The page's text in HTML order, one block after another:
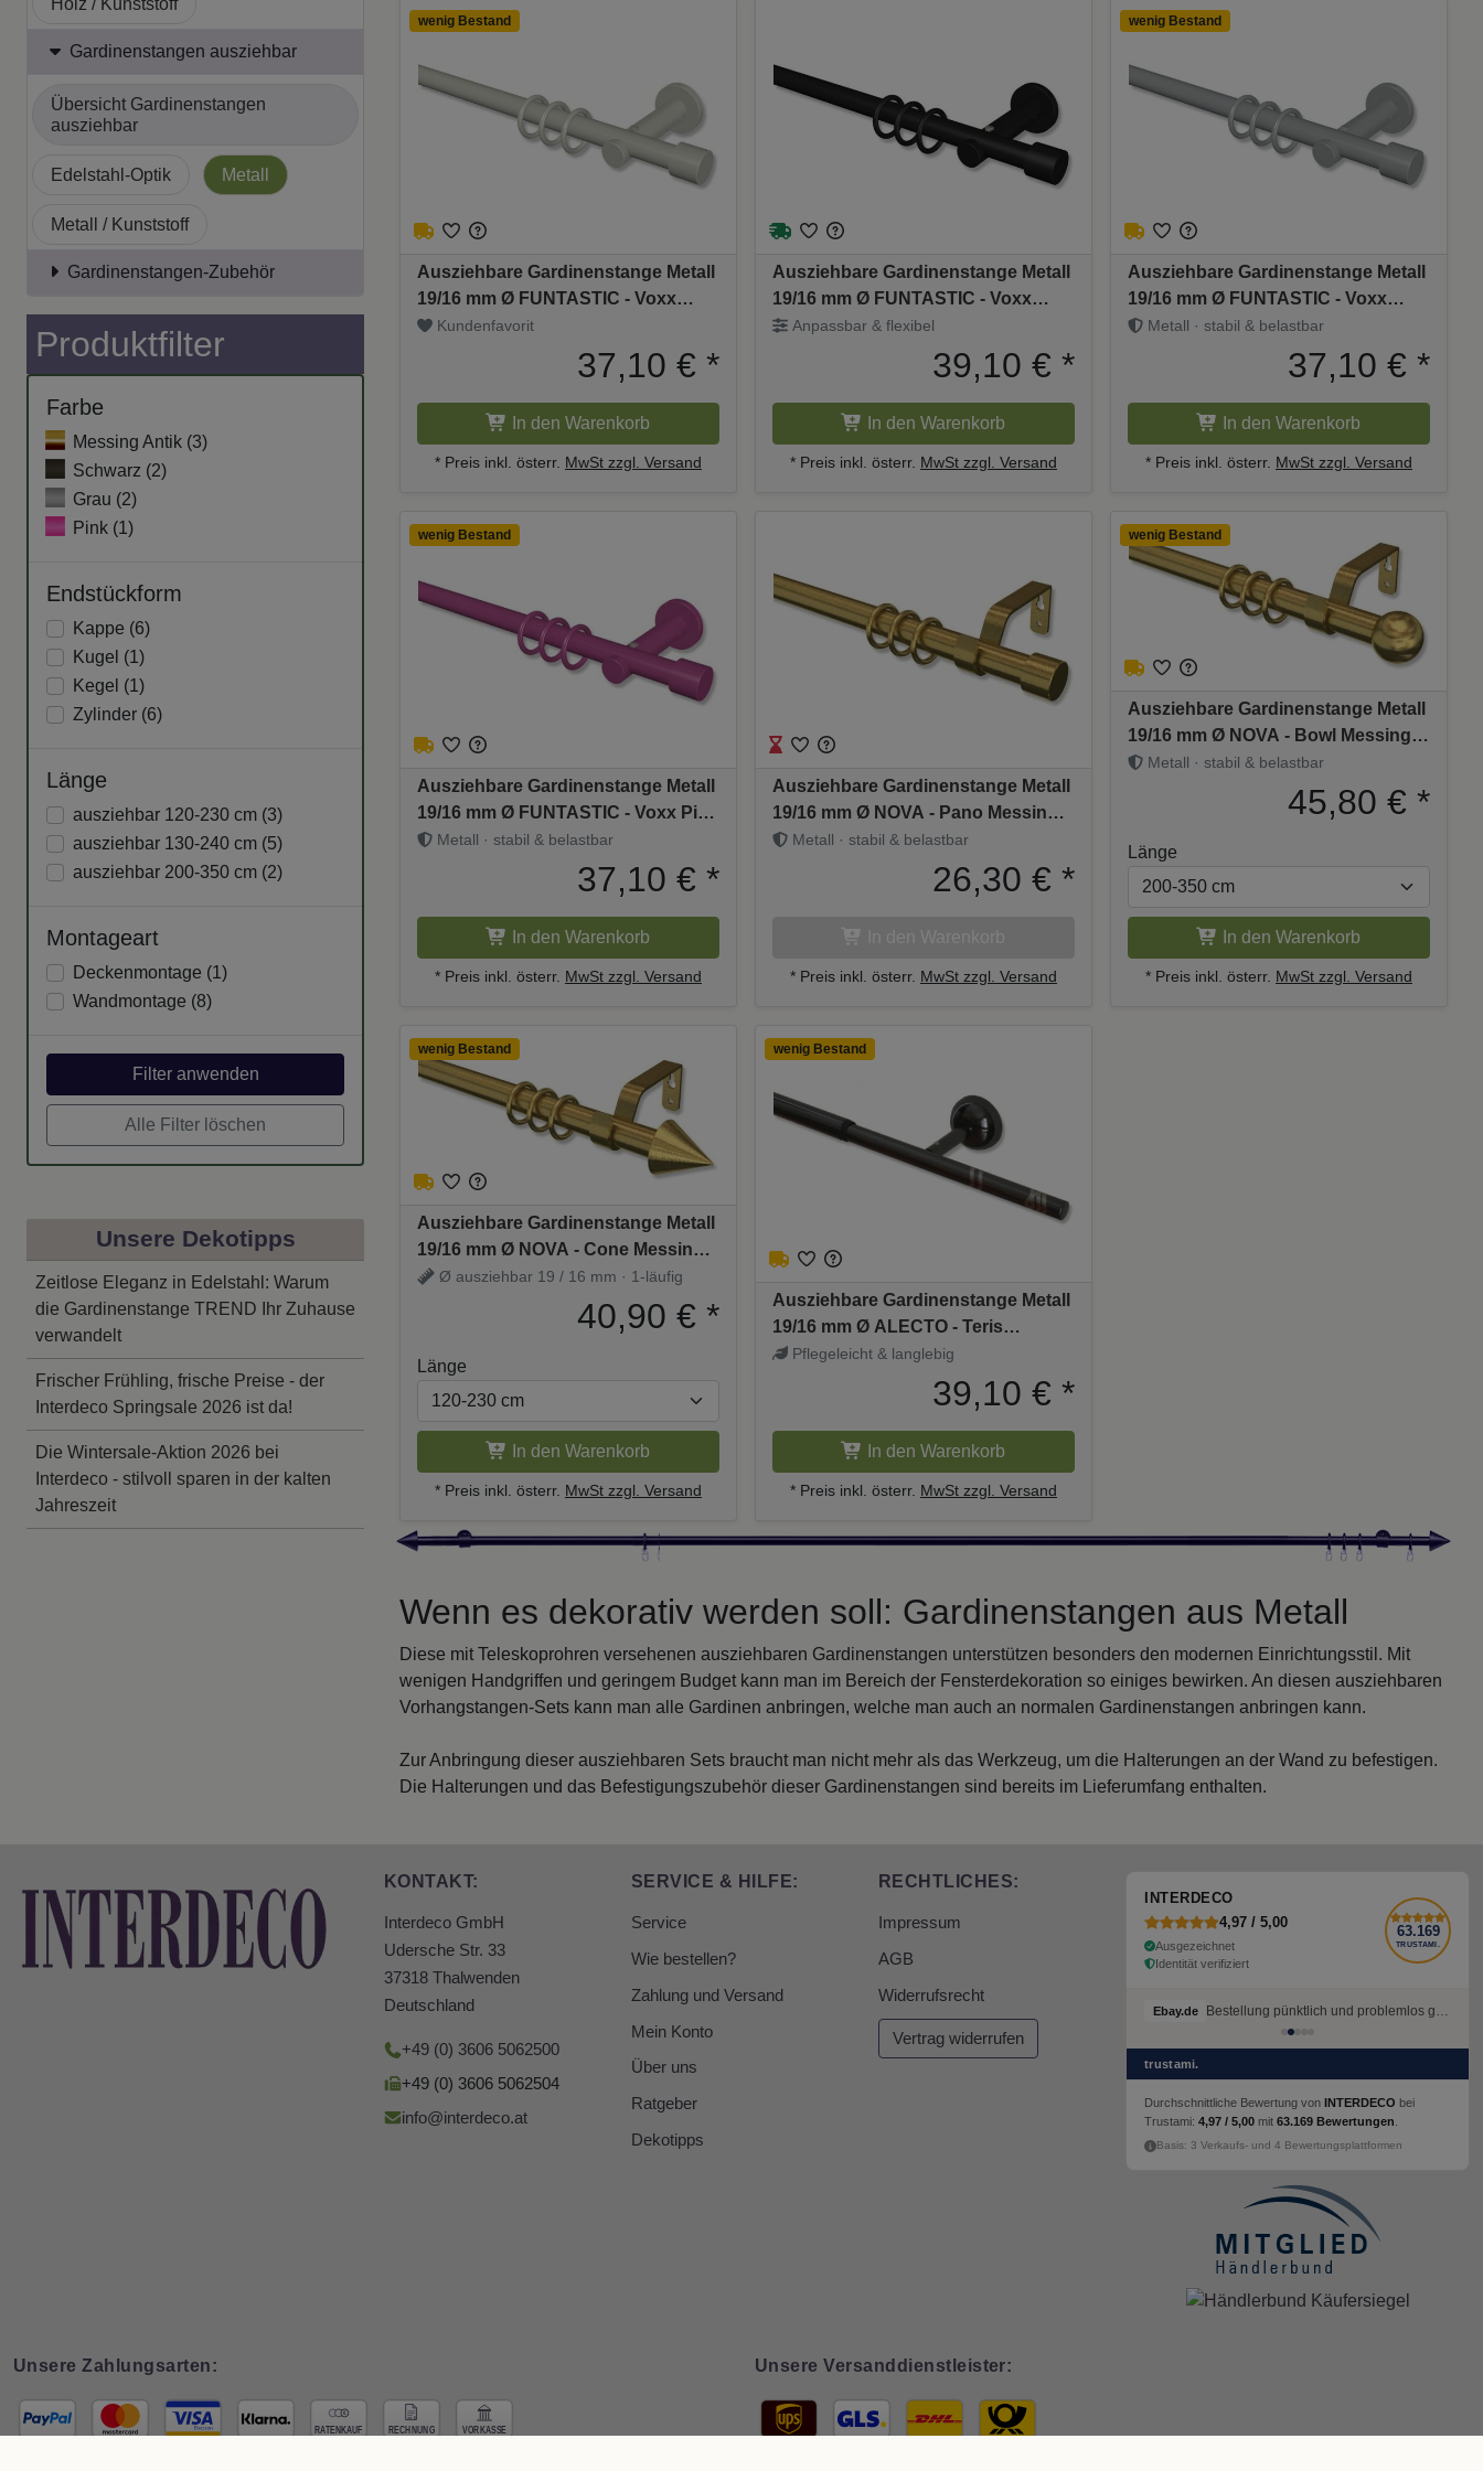
Holz / Kunststoff
Gardinenstangen ausziehbar
Übersicht Gardinenstangen
ausziehbar
Edelstahl-Optik Metall
Metall / Kunststoff
Gardinenstangen-Zubehör
Produktfilter
Farbe
Messing Antik (3)
Schwarz (2)
Grau (2)
Pink (1 )
Endstückform
Kappe (6)
Kugel (1 )
Kegel (1 )
Zylinder (6)
Länge
ausziehbar 120-230 cm (3)
ausziehbar 130-240 cm (5)
ausziehbar 200-350 cm (2)
Montageart
Deckenmontage (1 )
Wandmontage (8)
Filter anwenden
Alle Filter löschen
Unsere Dekotipps
Zeitlose Eleganz in Edelstahl: Warum
die Gardinenstange TREND Ihr Zuhause
verwandelt
Frischer Frühling, frische Preise - der
Interdeco Springsale 2026 ist da!
Die Wintersale-Aktion 2026 bei
Interdeco - stilvoll sparen in der kalten
Jahreszeit
wenig Bestand
Ausziehbare Gardinenstange Metall
19/16 mm Ø FUNTASTIC - Voxx
Hellgrau (Taupe) 130-240 cm
Kundenfavorit
37,10 € *
In den Warenkorb
* Preis inkl. österr. MwSt zzgl. Versand
Ausziehbare Gardinenstange Metall
19/16 mm Ø FUNTASTIC - Voxx
Schwarz 130-240 cm
Anpassbar & flexibel
39,10 € *
In den Warenkorb
* Preis inkl. österr. MwSt zzgl. Versand
wenig Bestand
Ausziehbare Gardinenstange Metall
19/16 mm Ø FUNTASTIC - Voxx
Grau 130-240 cm
Metall · stabil & belastbar
37,10 € *
In den Warenkorb
* Preis inkl. österr. MwSt zzgl. Versand
wenig Bestand
Ausziehbare Gardinenstange Metall
19/16 mm Ø FUNTASTIC - Voxx Pink
(Beere) 130-240 cm
Metall · stabil & belastbar
37,10 € *
In den Warenkorb
* Preis inkl. österr. MwSt zzgl. Versand
Ausziehbare Gardinenstange Metall
19/16 mm Ø NOVA - Pano Messing
Antik 120-230 cm
Metall · stabil & belastbar
26,30 € *
* Preis inkl. österr. MwSt zzgl. Versand
wenig Bestand
Ausziehbare Gardinenstange Metall
19/16 mm Ø NOVA - Bowl Messing
Antik
Metall · stabil & belastbar
45,80 € *
Länge
In den Warenkorb
* Preis inkl. österr. MwSt zzgl. Versand
wenig Bestand
Ausziehbare Gardinenstange Metall
19/16 mm Ø NOVA - Cone Messing
Antik
Ø ausziehbar 19 / 16 mm · 1-läufig
40,90 € *
Länge
In den Warenkorb
* Preis inkl. österr. MwSt zzgl. Versand
wenig Bestand
Ausziehbare Gardinenstange Metall
19/16 mm Ø ALECTO - Teris
Schwarz / Nickel 130-240 cm
Pflegeleicht & langlebig
39,10 € *
In den Warenkorb
* Preis inkl. österr. MwSt zzgl. Versand
Wenn es dekorativ werden soll: Gardinenstangen aus Metall
Diese mit Teleskoprohren versehenen ausziehbaren Gardinenstangen unterstützen besonders den modernen Einrichtungsstil. Mit
wenigen Handgriffen und geringem Budget kann man im Bereich der Fensterdekoration so einiges bewirken. An diesen ausziehbaren
Vorhangstangen-Sets kann man alle Gardinen anbringen, welche man auch an normalen Gardinenstangen anbringen kann.
Zur Anbringung dieser ausziehbaren Sets braucht man nicht mehr als das Werkzeug, um die Halterungen an der Wand zu befestigen.
Die Halterungen und das Befestigungszubehör dieser Gardinenstangen sind bereits im Lieferumfang enthalten.
KONTAKT:
Interdeco GmbH
Udersche Str. 33
37318 Thalwenden
Deutschland
+49 (0) 3606 5062500
+49 (0) 3606 5062504
info@interdeco.at
SERVICE & HILFE:
Service
Wie bestellen?
Zahlung und Versand
Mein Konto
Über uns
Ratgeber
Dekotipps
RECHTLICHES:
Impressum
AGB
Widerrufsrecht
Vertrag widerrufen
INTERDECO
4,97 / 5,00
Ausgezeichnet
Identität verifiziert
63.169
TRUSTAMI.
Ebay.de Bestellung pünktlich und problemlos geliefert
trustami.
Durchschnittliche Bewertung von INTERDECO bei
Trustami: 4,97 / 5,00 mit 63.169 Bewertungen
Basis: 3 Verkaufs- und 4 Bewertungsplattformen
Unsere Zahlungsarten: Unsere Versanddienstleister: